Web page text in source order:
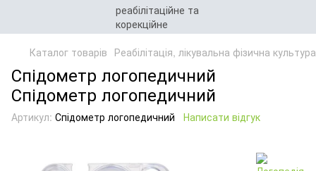
Каталог товарів Реабілітація, лікувальна фізична
Спідометр логопедичний
Спідометр логопедичний
Артикул: Спідометр логопедичний Написати відгук